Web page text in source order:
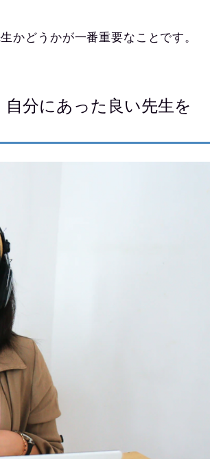
かどうかが一番重要なことです。
分にあった良い先生を